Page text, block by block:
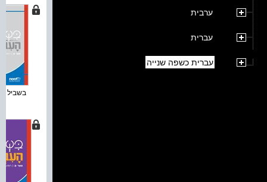
ערבית
עברית
עברית כשפה שנייה
בשביל